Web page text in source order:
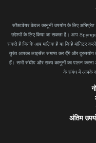
सॉफ़्टवेयर केवल कानूनी उपयोग के लिए
उद्देश्यों के लिए किया जा सकता है। आप
सकते हैं जिनके आप मालिक हैं या जिन्हें मॉनिटर
तुरंत आपका लाइसेंस समाप्त कर देंगे और दुरुपयोग
हैं। सभी संघीय और राज्य कानूनों का पालन करना
के संबंध में आपके
अंतिम